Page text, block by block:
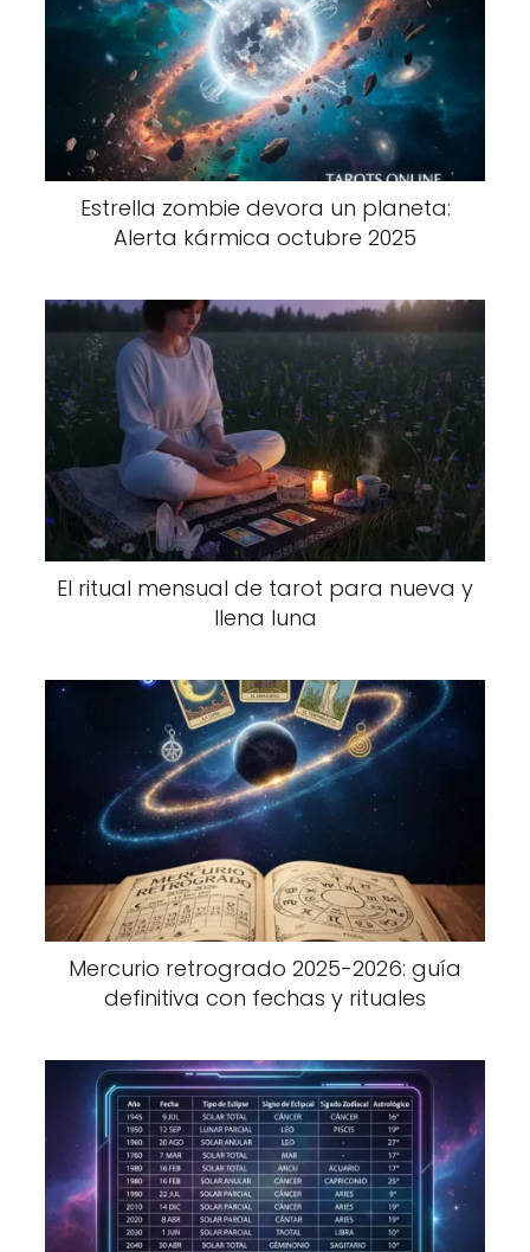
Estrella zombie devora un planeta:
Alerta kármica octubre 2025
El ritual mensual de tarot para nueva y
llena luna
Mercurio retrogrado 2025-2026: guía
definitiva con fechas y rituales